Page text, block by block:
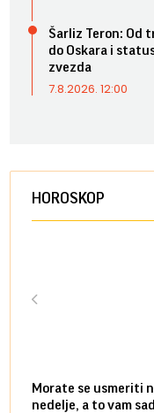
Šarliz Teron: Od
do Oskara i
zvezda
7.8.2026. 12:00
HOROSKOP
Morate se usmeriti
nedelje, a to vam